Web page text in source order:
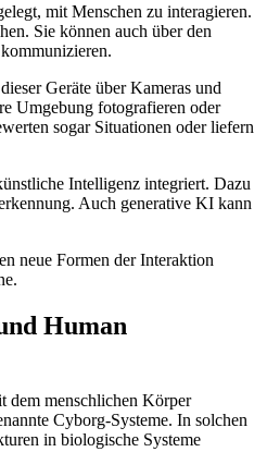
mit Menschen zu interagieren.
Sie können auch über den
Geräte über Kameras und
Umgebung fotografieren oder
sogar Situationen oder liefern
Intelligenz integriert. Dazu
Auch generative KI kann
neue Formen der Interaktion
Human
dem menschlichen Körper
Cyborg-Systeme. In solchen
in biologische Systeme